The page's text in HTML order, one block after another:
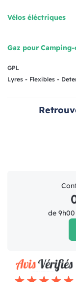
Vélos éléctriques
Gaz pour
GPL
Lyres - Flexibles -
de